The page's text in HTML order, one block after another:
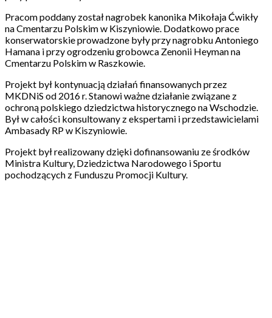
Pracom poddany został nagrobek kanonika Mikołaja Ćwikły
na Cmentarzu Polskim w Kiszyniowie. Dodatkowo prace
konserwatorskie prowadzone były przy nagrobku Antoniego
Hamana i przy ogrodzeniu grobowca Zenonii Heyman na
Cmentarzu Polskim w Raszkowie.
Projekt był kontynuacją działań finansowanych przez
MKDNiS od 2016 r. Stanowi ważne działanie związane z
ochroną polskiego dziedzictwa historycznego na Wschodzie.
Był w całości konsultowany z ekspertami i przedstawicielami
Ambasady RP w Kiszyniowie.
Projekt był realizowany dzięki dofinansowaniu ze środków
Ministra Kultury, Dziedzictwa Narodowego i Sportu
pochodzących z Funduszu Promocji Kultury.­­